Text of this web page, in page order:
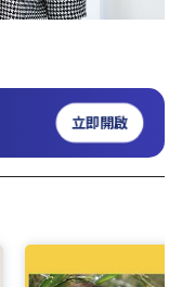
立即開啟